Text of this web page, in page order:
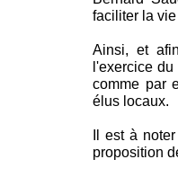
faciliter la
Ainsi, et
l'exercice
comme par
élus locaux.
Il est à
proposition